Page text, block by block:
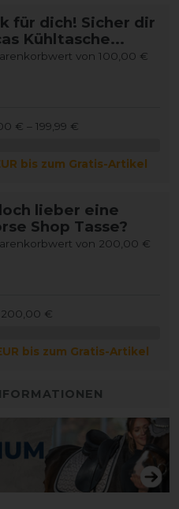
für dich! Sicher dir
Kühltasche...
von 100,00 €
€ – 199,99 €
bis zum Gratis-Artikel
lieber eine
Shop Tasse?
von 200,00 €
€
bis zum Gratis-Artikel